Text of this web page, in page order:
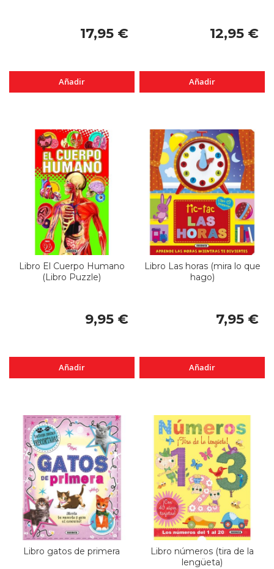
17,95 €
Añadir
12,95 €
Añadir
Libro El Cuerpo Humano
(Libro Puzzle)
9,95 €
Añadir
Libro Las horas (mira lo que
hago)
7,95 €
Añadir
Libro gatos de primera
Libro números (tira de la
lengüeta)